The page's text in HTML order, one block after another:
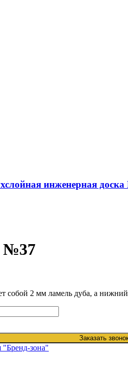
инженерная
№37
собой 2 мм ламель дуба, а
Заказать
"Бренд-зона"